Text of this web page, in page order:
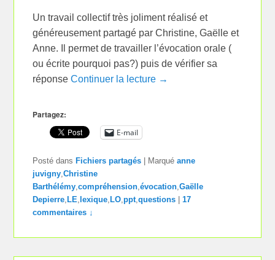
Un travail collectif très joliment réalisé et
généreusement partagé par Christine, Gaëlle et
Anne. Il permet de travailler l’évocation orale (
ou écrite pourquoi pas?) puis de vérifier sa
réponseContinuer la lecture →
Partagez:
E-mail
Posté dans Fichiers partagés Marqué anne
juvigny ,Christine
Barthélémy ,compréhension ,évocation ,Gaëlle
Depierre LE lexique LO ,ppt ,questions |17
commentaires ↓